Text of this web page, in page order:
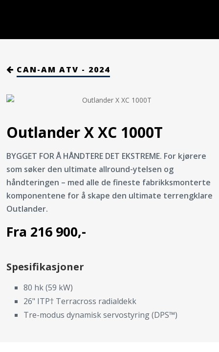
CAN-AM ATV - 2024
Outlander X XC 1000T
BYGGET FOR Å HÅNDTERE DET EKSTREME. For kjørere
som søker den ultimate allround-ytelsen og
håndteringen – med alle de fineste fabrikksmonterte
komponentene for å skape den ultimate terrengklare
Outlander.
Fra 216 900,-
Spesifikasjoner
80 hk (59 kW)
26" ITP† Terracross radialdekk
Tre-modus dynamisk servostyring (DPS™)